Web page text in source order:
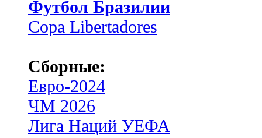
Футбол Бразилии
Copa Libertadores
Сборные:
Евро-2024
ЧМ 2026
Лига Наций УЕФА